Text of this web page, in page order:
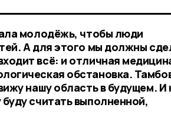
молодёжь, чтобы люди
А для этого мы должны
всё: и отличная
обстановка.
нашу область в будущем. И
считать выполненной,